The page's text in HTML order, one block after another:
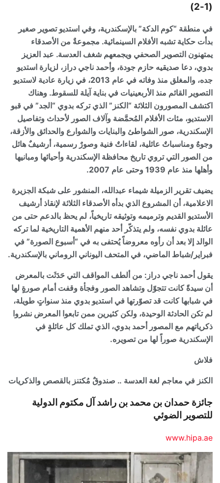
(1-2)
في منطقة “كوم الدكة” بالإسكندرية، وفي استديو تصوير صغير
بدأت حكاية تشبه الأفلام السينمائية. مجموعةٌ من الأصدقاء
يمتهنون التصوير الصحفي ويجمعهم شغف العدسة. عبد العزيز
بدوي، دعا صديقيه حازم جودة، وأحمد ناجي دراز، لزيارة استديو
جده، والمغلق منذ وفاته في عام 2013، في زيارة عادية لاستديو
التصوير القائم منذ الأربعينيات في بناية آيلة للسقوط. وهناك
اكتشف المصورون الثلاثة “الكنز” الذي تركه بدوي “الجد” في قبو
الاستديو، مئات الأفلام المُحمَّضة وآلاف الصور لأحداث وتفاصيل
الإسكندرية، صور الشواطئ والبنايات والشوارع والحدائق والأزقة،
وجوهٌ ومناسباتٌ عائلية، لقاءاتٌ فنية وصورٌ رسمية، أرشيفٌ هائل
من الصور التي تروي تاريخ محافظة الإسكندرية وأحيائها ومبانيها
وأهلها منذ عام 1939 وحتى عام 2007.
يضيف تقرير الزميلة شيماء عبدالله، المنشور على شبكة الجزيرة
الاعلامية، أن المشروع الذي بدأه الأصدقاء الثلاثة لإنقاذ أرشيف
الأستديو القديم وترميمه وتوثيقه تاريخياً، لم يحظ بالدعم حتى من
عائلة بدوي نفسه، ولم يتذكّر أحد منهم الأهمية التاريخية لما تركه
الوالد إلا بعد أن رأوه معروضاً يُحتفى به في “أسبوع الصورة” في
فبراير/شباط الماضي، في المتحف اليوناني الروماني بالإسكندرية.
يقول أحمد ناجي دراز: من ألطف المواقف التي حَدَثَت بالمعرض
أن سيدةً كانت تتجوّل وتشاهد الصور وفجأة وقفت أمام صورةٍ لها
في شبابها كانت قد تصوّرتها في استديو بدوي منذ سنواتٍ طويلة،
لم تكن الحادثة الوحيدة، ولكن كثيرين ممن تابعوا المعرض نشروا
ذكرياتهم مع المصور أحمد بدوي، الذي تملك كل عائلةٍ في
الإسكندرية صوراً لها من تصويره.
فلاش
الكنز في معاجم لغة العدسة .. صندوقٌ مُكتنز بالقصص والذكريات
جائزة حمدان بن محمد بن راشد آل مكتوم الدولية
للتصوير الضوئي
www.hipa.ae